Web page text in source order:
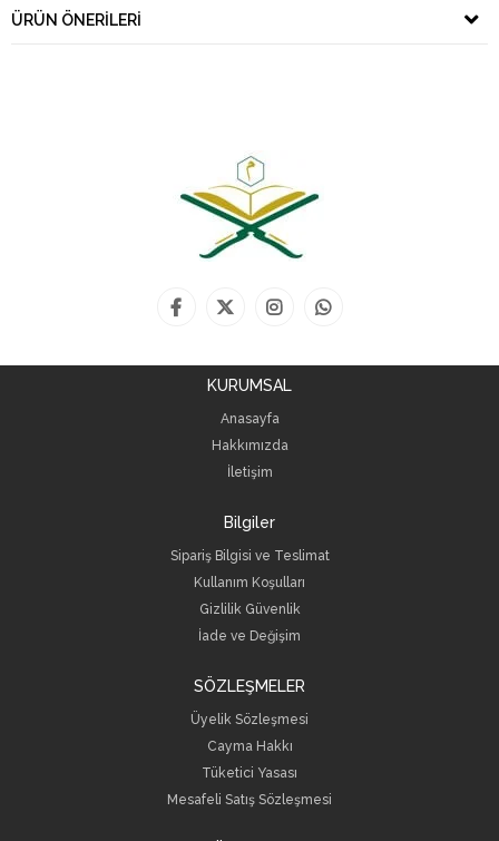
ÜRÜN ÖNERILERI
KURUMSAL
Anasayfa
Hakkımızda
İletişim
Bilgiler
Sipariş Bilgisi ve Teslimat
Kullanım Koşulları
Gizlilik Güvenlik
İade ve Değişim
SÖZLEŞMELER
Üyelik Sözleşmesi
Cayma Hakkı
Tüketici Yasası
Mesafeli Satış Sözleşmesi